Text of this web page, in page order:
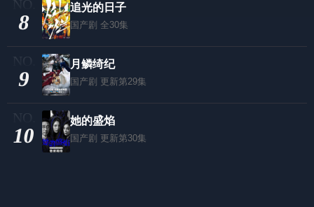
8
追光的日子
国产剧 全30集
9
月鳞绮纪
国产剧 更新第29集
10
她的盛焰
国产剧 更新第30集